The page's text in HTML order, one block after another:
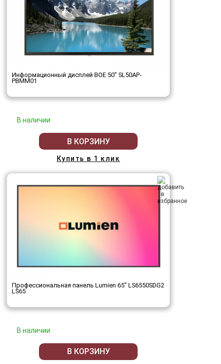
Информационный дисплей BOE 50" SL50AP-
PBMM01
В наличии
В КОРЗИНУ
Купить в 1 клик
Профессиональная панель Lumien 65" LS6550SDG2
LS65
В наличии
В КОРЗИНУ